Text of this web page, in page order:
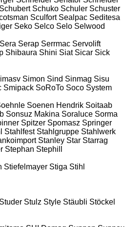
Schubert Schuko Schuler Schuster
Sculfort Sealpac Seditesa
Seko Selco Selo Selwood
Sera Serap Serrmac Servolift
Shibaura Shini Siat Sicar Sick
Simon Sind Sinmag Sisu
Smipack SoRoTo Soco System
Soenen Hendrik Soitaab
Sonsuz Makina Soraluce Sorma
Spitzer Spomasz Springer
Stahlfest Stahlgruppe Stahlwerk
Stanley Star Starrag
Stephan Stephill
Stiefelmayer Stiga Stihl
Studer Stulz Style Stäubli Stöckel